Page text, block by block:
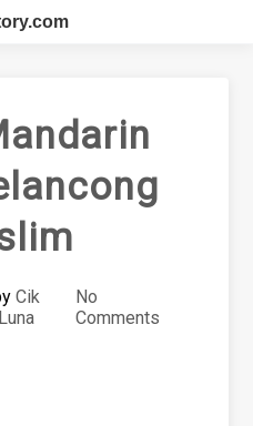
Cik
Luna
No
Comments